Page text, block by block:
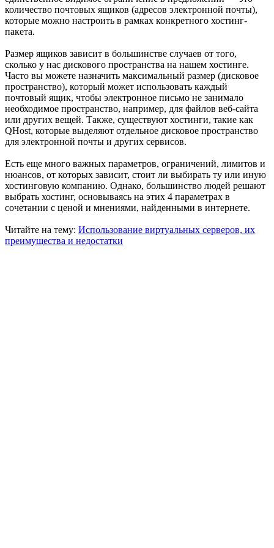
количество почтовых ящиков (адресов электронной почты),
которые можно настроить в рамках конкретного хостинг-
пакета.
Размер ящиков зависит в большинстве случаев от того,
сколько у нас дискового пространства на нашем хостинге.
Часто вы можете назначить максимальный размер (дисковое
пространство), который может использовать каждый
почтовый ящик, чтобы электронное письмо не занимало
необходимое пространство, например, для файлов веб-сайта
или других вещей. Также, существуют хостинги, такие как
QHost, которые выделяют отдельное дисковое пространство
для электронной почты и других сервисов.
Есть еще много важных параметров, ограничений, лимитов и
нюансов, от которых зависит, стоит ли выбирать ту или иную
хостинговую компанию. Однако, большинство людей решают
выбрать хостинг, основываясь на этих 4 параметрах в
сочетании с ценой и мнениями, найденными в интернете.
Читайте на тему: Использование виртуальных серверов, их
преимущества и недостатки